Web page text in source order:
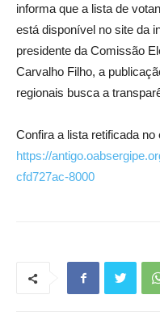
informa que a lista de
está disponível no site da
presidente da Comissão
Carvalho Filho, a
regionais busca a
Confira a lista retificada no
https://
cfd727ac-8000